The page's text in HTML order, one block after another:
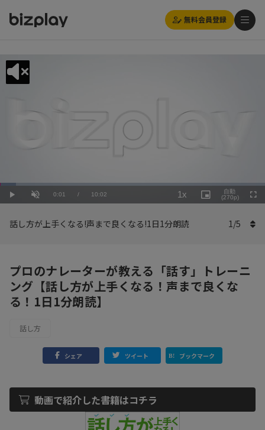
無料会員登録
Play UnmuteCurrent
0:01 / Duration
10:02
Loaded:
5.99%
1x
Rate
Picture-
in-
自動
(270p)
話し方が上手くなる!声まで良くなる!1日1分朗読 1/5
プロのナレーターが教える「話す」トレーニ
ング【話し方が上手くなる！声まで良くな
る！1日1分朗読】
話し方
シェア ツイート ブックマーク
動画で紹介した書籍はコチラ